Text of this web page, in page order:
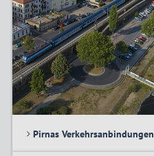
Pirnas Verkehrsanbindungen